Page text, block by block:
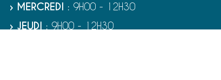
› MERCREDI : 9H00 - 12H30
› JEUDI : 9H00 - 12H30